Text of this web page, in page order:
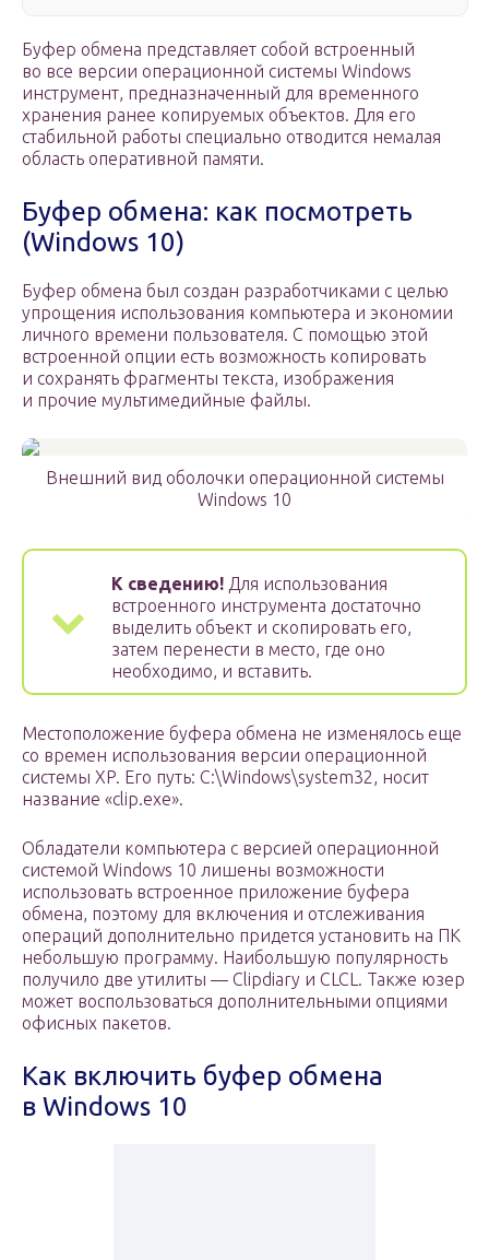
Буфер обмена представляет собой встроенный
во все версии операционной системы Windows
инструмент, предназначенный для временного
хранения ранее копируемых объектов. Для его
стабильной работы специально отводится немалая
область оперативной памяти.
Буфер обмена: как посмотреть
(Windows 10)
Буфер обмена был создан разработчиками с целью
упрощения использования компьютера и экономии
личного времени пользователя. С помощью этой
встроенной опции есть возможность копировать
и сохранять фрагменты текста, изображения
и прочие мультимедийные файлы.
Внешний вид оболочки операционной системы
Windows 10
К сведению! Для использования
встроенного инструмента достаточно
выделить объект и скопировать его,
затем перенести в место, где оно
необходимо, и вставить.
Местоположение буфера обмена не изменялось еще
со времен использования версии операционной
системы XP. Его путь: C:\Windows\system32, носит
название «clip.exe».
Обладатели компьютера с версией операционной
системой Windows 10 лишены возможности
использовать встроенное приложение буфера
обмена, поэтому для включения и отслеживания
операций дополнительно придется установить на ПК
небольшую программу. Наибольшую популярность
получило две утилиты — Clipdiary и CLCL. Также юзер
может воспользоваться дополнительными опциями
офисных пакетов.
Как включить буфер обмена
в Windows 10